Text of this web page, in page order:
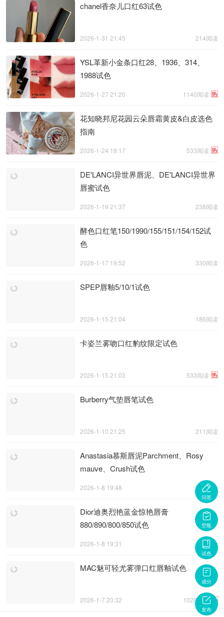
chanel香奈儿口红63试色
214阅读
2026-1-31 21:45
YSL革新小金条口红28、1936、314、
1988试色
热
1140阅读
2026-1-27 21:20
花知晓邦尼花园云朵唇霜黄皮&白皮选色
指南
热
533阅读
2026-1-24 19:17
DE'LANCI异世界唇泥、DE'LANCI异世界
唇蜜试色
238阅读
2026-1-19 21:37
酵色口红笔150/1990/155/151/154/152试
色
330阅读
2026-1-17 19:52
SPEP唇釉5/10/1试色
186阅读
2026-1-15 21:04
卡姿兰雾吻口红豹纹限定试色
热
533阅读
2026-1-15 21:03
Burberry气垫唇笔试色
211阅读
2026-1-10 21:25
Anastasia慕斯唇泥Parchment、Rosy
mauve、Crush试色
286阅读
2026-1-8 19:48
Dior迪奥烈艳蓝金惊艳唇膏
880/890/800/850试色
439阅读
2026-1-8 19:31
MAC魅可轻尤雾弹口红唇釉试色
热
1028阅读
2026-1-7 20:32

问答

空瓶

试色

成分

发布